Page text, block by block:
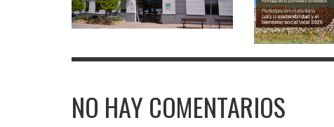
NO HAY COMENTARIOS